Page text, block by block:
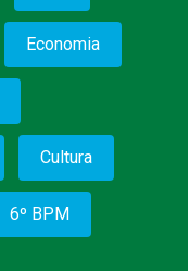
Economia
Cultura
6º BPM